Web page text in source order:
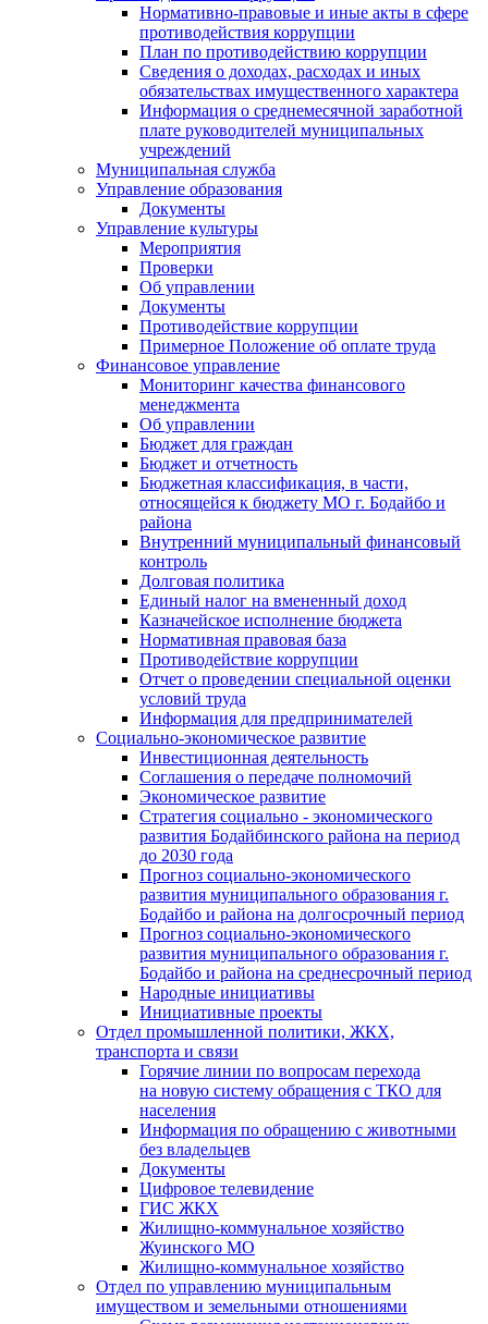
Нормативно-правовые и иные акты в сфере
противодействия коррупции
План по противодействию коррупции
Сведения о доходах, расходах и иных
обязательствах имущественного характера
Информация о среднемесячной заработной
плате руководителей муниципальных
учреждений
Муниципальная служба
Управление образования
Документы
Управление культуры
Мероприятия
Проверки
Об управлении
Документы
Противодействие коррупции
Примерное Положение об оплате труда
Финансовое управление
Мониторинг качества финансового
менеджмента
Об управлении
Бюджет для граждан
Бюджет и отчетность
Бюджетная классификация, в части,
относящейся к бюджету МО г. Бодайбо и
района
Внутренний муниципальный финансовый
контроль
Долговая политика
Единый налог на вмененный доход
Казначейское исполнение бюджета
Нормативная правовая база
Противодействие коррупции
Отчет о проведении специальной оценки
условий труда
Информация для предпринимателей
Социально-экономическое развитие
Инвестиционная деятельность
Соглашения о передаче полномочий
Экономическое развитие
Стратегия социально - экономического
развития Бодайбинского района на период
до 2030 года
Прогноз социально-экономического
развития муниципального образования г.
Бодайбо и района на долгосрочный период
Прогноз социально-экономического
развития муниципального образования г.
Бодайбо и района на среднесрочный период
Народные инициативы
Инициативные проекты
Отдел промышленной политики, ЖКХ,
транспорта и связи
Горячие линии по вопросам перехода
на новую систему обращения с ТКО для
населения
Информация по обращению с животными
без владельцев
Документы
Цифровое телевидение
ГИС ЖКХ
Жилищно-коммунальное хозяйство
Жуинского МО
Жилищно-коммунальное хозяйство
Отдел по управлению муниципальным
имуществом и земельными отношениями